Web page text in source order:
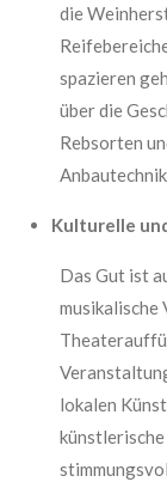
die
spazieren
über die
Rebsorten
Kulturelle
Das Gut ist
musikalische
lokalen